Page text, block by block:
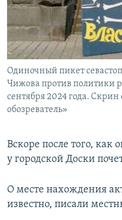
Одиночный пикет
Чижова против политики
сентября 2024 года.
обозреватель»
Вскоре после того, как
у городской Доски
О месте нахождения
известно, писали